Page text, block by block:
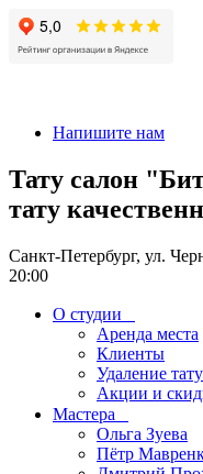
Напишите нам
Тату салон
тату
Санкт-Петербург, ул.
20:00
О студии
Аренда места
Клиенты
Удаление
Акции и
Мастера
Ольга Зуева
Пётр